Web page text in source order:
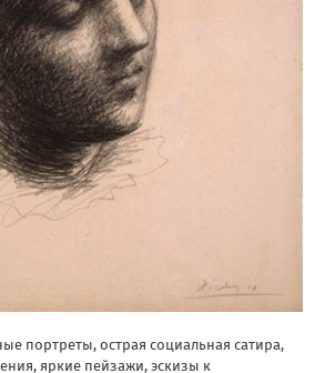
портреты, острая социальная сатира,
яркие пейзажи, эскизы к